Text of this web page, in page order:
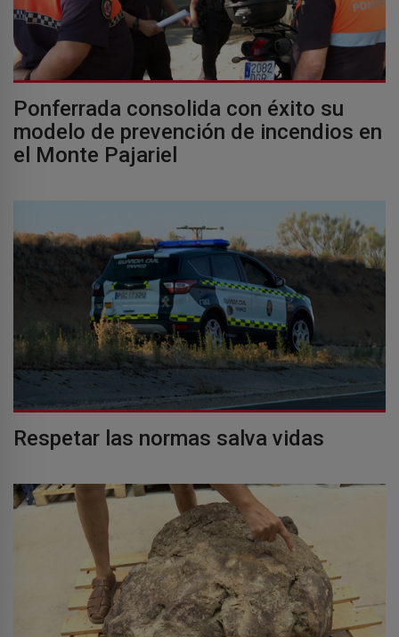
Ponferrada consolida con éxito su
modelo de prevención de incendios en
el Monte Pajariel
Respetar las normas salva vidas